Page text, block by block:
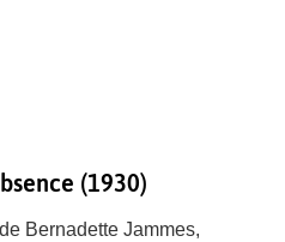
(1930)
Bernadette Jammes,